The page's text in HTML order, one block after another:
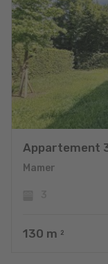
Appartement
Mamer
130 m 2